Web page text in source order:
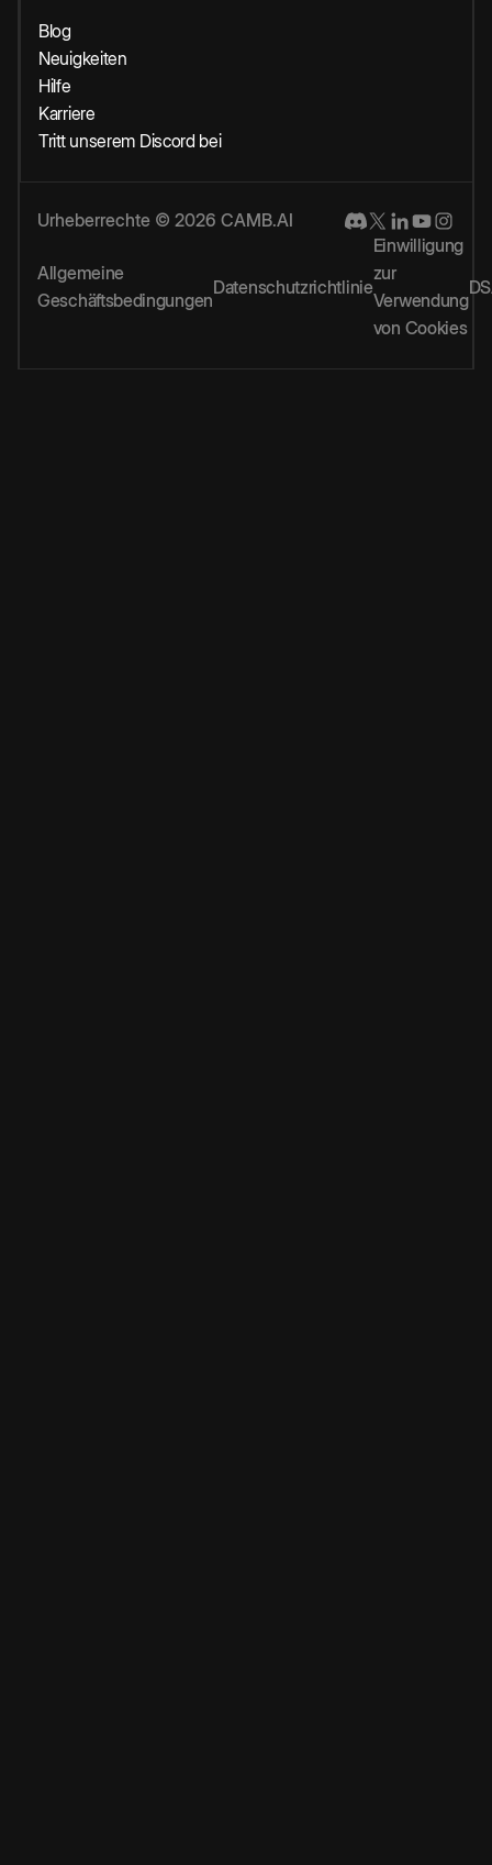
Blog
Neuigkeiten
Hilfe
Karriere
Tritt unserem Discord bei
Urheberrechte © 2026 CAMB.AI
Allgemeine
Geschäftsbedingungen
Datenschutzrichtlinie
Einwilligung
zur
Verwendung
von Cookies